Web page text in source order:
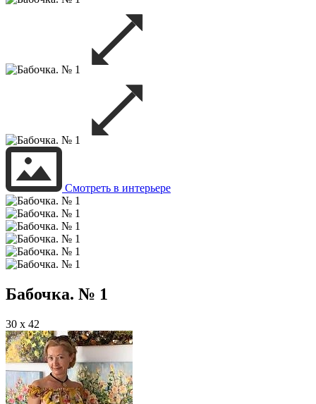
Смотреть в интерьере
Бабочка. № 1
30 x 42